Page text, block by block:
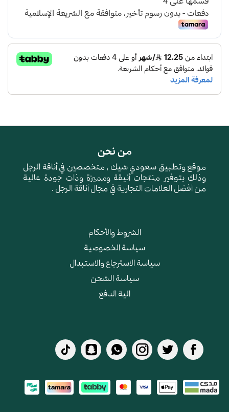
من نحن
موقع وتطبيق سعودي شيك , متخصصين في أناقة الرجل
وذلك بتوفير منتجات أنيقة ومميزة وذات جودة عالية
من أفضل العلامات التجارية في مجال أناقة الرجل .
الشروط والأحكام
سياسة الخصوصية
سياسة الاسترجاع والاستبدال
سياسة الشحن
الية الدفع